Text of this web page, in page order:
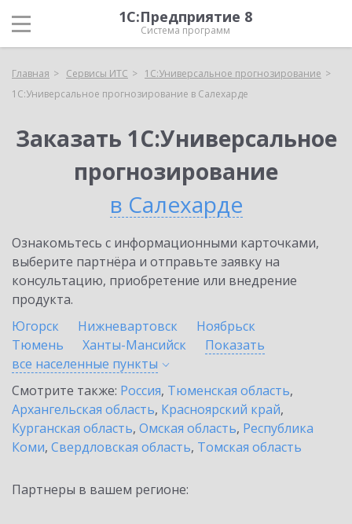
1С:Предприятие 8
Система программ
Главная Сервисы ИТС
1С:Универсальное прогнозирование
1С:Универсальное прогнозирование в Салехарде
Заказать 1С:Универсальное
прогнозирование
в Салехарде
Ознакомьтесь с информационными карточками,
выберите партнёра и отправьте заявку на
консультацию, приобретение или внедрение
продукта.
Югорск
Нижневартовск
Ноябрьск
Тюмень
Ханты-Мансийск
Показать
все населенные пункты
Смотрите также: Россия, Тюменская область,
Архангельская область, Красноярский край,
Курганская область, Омская область, Республика
Коми, Свердловская область, Томская область
Партнеры в вашем регионе: